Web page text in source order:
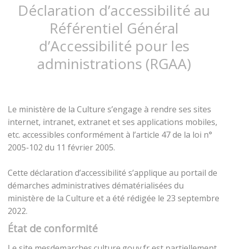
Déclaration d’accessibilité au
Référentiel Général
d’Accessibilité pour les
administrations (RGAA)
Le ministère de la Culture s’engage à rendre ses sites
internet, intranet, extranet et ses applications mobiles,
etc. accessibles conformément à l’article 47 de la loi n°
2005-102 du 11 février 2005.
Cette déclaration d’accessibilité s’applique au portail de
démarches administratives dématérialisées du
ministère de la Culture et a été rédigée le 23 septembre
2022.
État de conformité